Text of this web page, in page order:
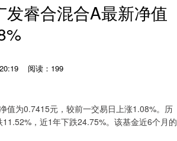
睿合混合A最新净值
阅读：199
值为0.7415元，较前一交易日上涨1.08%。历
，近1年下跌24.75%。该基金近6个月的